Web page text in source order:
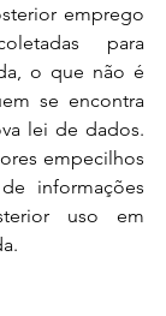
emprego
para
o que não é
se encontra
lei de dados.
empecilhos
informações
uso em